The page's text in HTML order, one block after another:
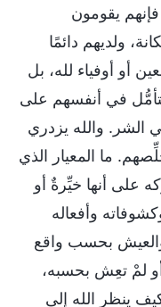
فإنهم يقومون
ولديهم دائمًا
أو أوفياء لله، بل
في أنفسهم على
الشر. والله يزدري
ما المعيار الذي
على أنها خيِّرةٌ أو
وأفعاله
بحسب واقع
لمْ تعِش بحسبه،
ينظر الله إلى